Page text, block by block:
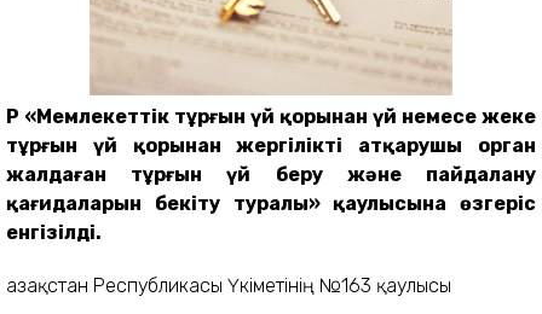
ҚР «Мемлекеттік тұрғын үй қорынан үй немесе жеке
тұрғын үй қорынан жергілікті атқарушы орган
жалдаған тұрғын үй беру және пайдалану
қағидаларын бекіту туралы» қаулысына өзгеріс
енгізілді.
Қазақстан Республикасы Үкіметінің №163 қаулысы